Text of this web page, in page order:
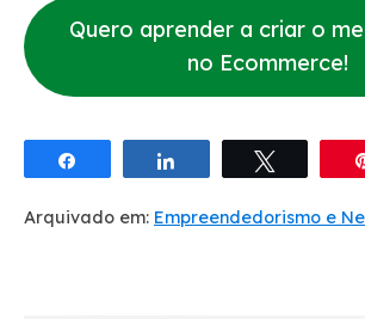
Quero aprender a criar o
no Ecommerce!
Compartilhar Compartilhar
Arquivado em: Empreendedorismo e